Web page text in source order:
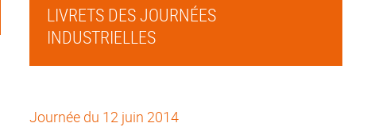
LIVRETS DES JOURNÉES
INDUSTRIELLES
Journée du 12 juin 2014